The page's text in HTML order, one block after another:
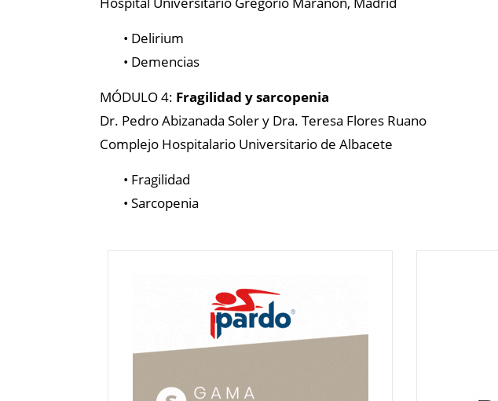
• Delirium
• Demencias
MÓDULO 4: Fragilidad y sarcopenia
Dr. Pedro Abizanada Soler y Dra. Teresa Flores Ruano
Complejo Hospitalario Universitario de Albacete
• Fragilidad
• Sarcopenia